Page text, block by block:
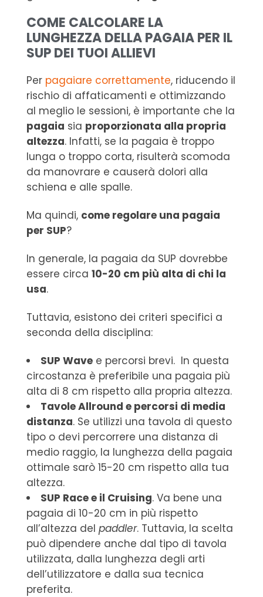
COME CALCOLARE LA
LUNGHEZZA DELLA PAGAIA PER IL
SUP DEI TUOI ALLIEVI
Per pagaiare correttamente, riducendo il
rischio di affaticamenti e ottimizzando
al meglio le sessioni, è importante che la
pagaia sia proporzionata alla propria
altezza. Infatti, se la pagaia è troppo
lunga o troppo corta, risulterà scomoda
da manovrare e causerà dolori alla
schiena e alle spalle.
Ma quindi, come regolare una pagaia
per SUP?
In generale, la pagaia da SUP dovrebbe
essere circa 10-20 cm più alta di chi la
usa.
Tuttavia, esistono dei criteri specifici a
seconda della disciplina:
SUP Wavee percorsi brevi. In questa
circostanza è preferibile una pagaia più
alta di 8 cm rispetto alla propria altezza.
Tavole Allround e percorsi di media
distanza. Se utilizzi una tavola di questo
tipo o devi percorrere una distanza di
medio raggio, la lunghezza della pagaia
ottimale sarò 15-20 cm rispetto alla tua
altezza.
SUP Race e il Cruising. Va bene una
pagaia di 10-20 cm in più rispetto
all’altezza del paddler. Tuttavia, la scelta
può dipendere anche dal tipo di tavola
utilizzata, dalla lunghezza degli arti
dell’utilizzatore e dalla sua tecnica
preferita.